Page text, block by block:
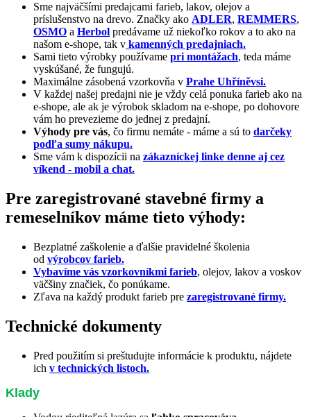
Sme najväčšími predajcami farieb, lakov, olejov a
príslušenstvo na drevo. Značky ako ADLER, REMMERS,
OSMO a Herbol predávame už niekoľko rokov a to ako na
našom e-shope, tak v kamenných predajniach.
Sami tieto výrobky používame pri montážach, teda máme
vyskúšané, že fungujú.
Maximálne zásobená vzorkovňa v Prahe Uhříněvsi.
V každej našej predajni nie je vždy celá ponuka farieb ako na
e-shope, ale ak je výrobok skladom na e-shope, po dohovore
vám ho prevezieme do jednej z predajní.
Výhody pre vás, čo firmu nemáte - máme a sú to darčeky
podľa sumy nákupu.
Sme vám k dispozícii na zákazníckej linke denne aj cez
víkend - mobil a chat.
Pre zaregistrované stavebné firmy a
remeselníkov máme tieto výhody:
Bezplatné zaškolenie a ďalšie pravidelné školenia
od výrobcov farieb.
Vybavíme vás vzorkovníkmi farieb, olejov, lakov a voskov
väčšiny značiek, čo ponúkame.
Zľava na každý produkt farieb pre zaregistrované firmy.
Technické dokumenty
Pred použitím si preštudujte informácie k produktu, nájdete
ich v technických listoch.
Klady